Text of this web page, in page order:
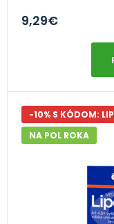
9,29€
-10% S KÓDOM:
NA POL ROKA